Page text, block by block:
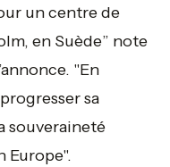
un centre de
en Suède” note
"En
sa
souveraineté
Europe".